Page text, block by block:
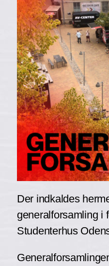
Der indkaldes
generalforsamling i
Studenterhus